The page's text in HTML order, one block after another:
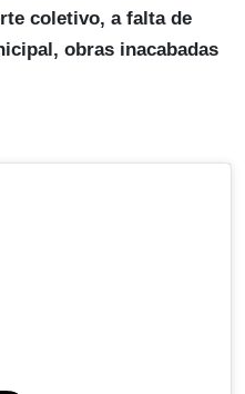
coletivo, a falta de
obras inacabadas